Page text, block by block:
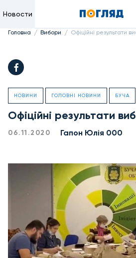
Новости
Головна / Вибори / Офіційні результати
НОВИНИ ГОЛОВНІ НОВИНИ БУЧА
Офіційні результати
06.11.2020 Гапон Юлія 000